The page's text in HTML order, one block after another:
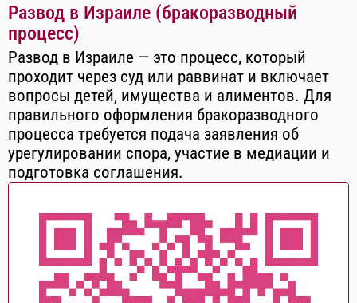
Развод в Израиле (бракоразводный
процесс)
Развод в Израиле — это процесс, который
проходит через суд или раввинат и включает
вопросы детей, имущества и алиментов. Для
правильного оформления бракоразводного
процесса требуется подача заявления об
урегулировании спора, участие в медиации и
подготовка соглашения.